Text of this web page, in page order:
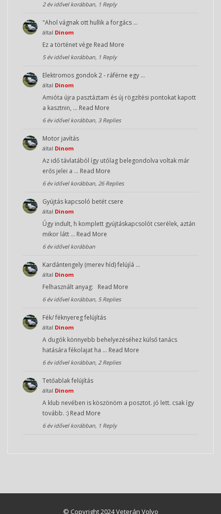
2 év idővel korábban, 1 Reply
"Ahol vágnak ott hullik a forgács …
által Dinom
Ez a történet vége Read More
5 év idővel korábban, 1 Reply
Elektromos gondok 2 - ráférne egy …
által Dinom
Amióta újra pasztáztam és új rögzítési pontokat kapott
a kasztnin, … Read More
6 év idővel korábban, 3 Replies
Motor javítás
által Dinom
Az idő távlatából így utólag belegondolva voltak már
erős jelei a … Read More
6 év idővel korábban, 26 Replies
Gyújtás kapcsoló betét csere
által Dinom
Úgy indult, h komplett gyújtáskapcsolót cserélek, aztán
mikor látt … Read More
6 év idővel korábban
Kardántengely (merev híd) felújíá …
által Dinom
Felhasznált anyag: Read More
6 év idővel korábban, 5 Replies
Fék/ féknyereg felújítás
által Dinom
A dugók könnyebb behelyezéséhez külső tanács
hatására fékolajat ha … Read More
6 év idővel korábban, 2 Replies
Tetőablak felújítás
által Dinom
A klub nevében is köszönöm a posztot. jó lett. csak így
tovább. :) Read More
6 év idővel korábban, 1 Reply
© Copyright 2024 Veterán Volvo